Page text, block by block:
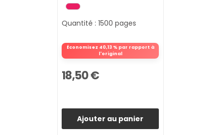
Économisez 40,13 % par rapport à
l'original
Quantité : 1500 pages
18,50 €
Ajouter au panier